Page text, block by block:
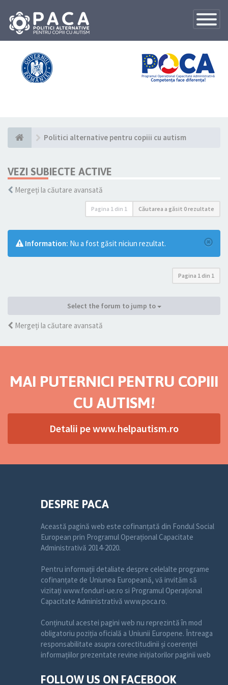
Toggle
Politici alternative pentru copiii cu autism
VEZI SUBIECTE ACTIVE
Mergeți la căutare avansată
Pagina 1 din 1 Căutarea a găsit 0 rezultate
Information: Nu a fost găsit niciun rezultat.
Pagina 1 din 1
Select the forum to jump to
Mergeți la căutare avansată
MAI PUTERNICI PENTRU COPIII
CU AUTISM!
Detalii pe www.helpautism.ro
DESPRE PACA
Această pagină web este cofinanțată din Fondul Social
European prin Programul Operațional Capacitate
Administrativă 2014-2020.
Pentru informații detaliate despre celelalte programe
cofinanțate de Uniunea Europeană, vă invităm să
vizitați www.fonduri-ue.ro si Programul Operațional
Capacitate Administrativă www.poca.ro.
Conținutul acestei pagini web nu reprezintă în mod
obligatoriu poziția oficială a Uniunii Europene. Întreaga
responsabilitate asupra corectitudinii și coerenței
informațiilor prezentate revine inițiatorilor paginii web
FOLLOW US ON FACEBOOK